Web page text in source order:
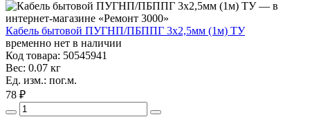
Кабель бытовой ПУГНП/ПБППГ 3х2,5мм (1м) ТУ
временно нет в наличии
Код товара: 50545941
Вес: 0.07 кг
Ед. изм.: пог.м.
78 ₽